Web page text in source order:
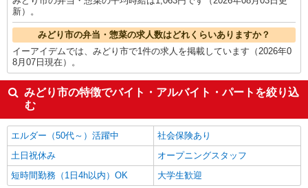
新）。
みどり市の弁当・惣菜の求人数はどれくらいありますか？
イーアイデムでは、みどり市で1件の求人を掲載しています（2026年0
8月07日現在）。
みどり市の特徴でバイト・アルバイト・パートを絞り込
む
エルダー（50代～）活躍中
社会保険あり
土日祝休み
オープニングスタッフ
短時間勤務（1日4h以内）OK
大学生歓迎